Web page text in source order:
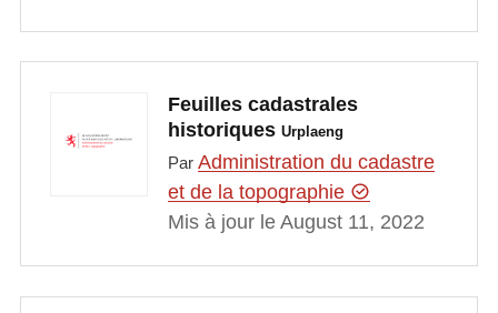
Feuilles cadastrales
historiques Urplaeng
Par Administration du cadastre
et de la topographie
Mis à jour le August 11, 2022